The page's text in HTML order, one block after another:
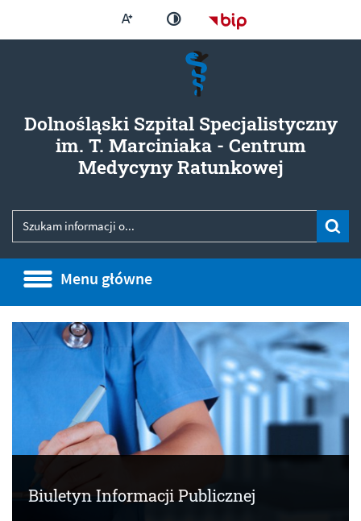
Większa czcionkaZmień kontrast Strona główna -
Dolnośląski Szpital Specjalistyczny
im. T. Marciniaka - Centrum
Medycyny Ratunkowej- Brak
Wyszukiwarka
Wyszukiwana fraza
Menu główne
Menu główne
Informacje
Biuletyn Informacji Publicznej